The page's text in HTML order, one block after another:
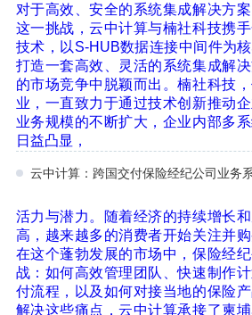
对于高效、安全的系统集成解决方
这一挑战，云中计算与楠社科技携
技术，以S-HUB数据连接中间件为
打造一套高效、灵活的系统集成解
的市场竞争中脱颖而出。楠社科技
业，一直致力于通过技术创新推动
业务规模的不断扩大，企业内部多
日益凸显，
云中计算：跨国交付保险经纪公司业务
活力与潜力。随着经济的持续增长
高，越来越多的消费者开始关注并
在这个蓬勃发展的市场中，保险经
战：如何高效管理团队、快速制作
付流程，以及如何对接当地的保险
解决这些痛点，云中计算承接了柬